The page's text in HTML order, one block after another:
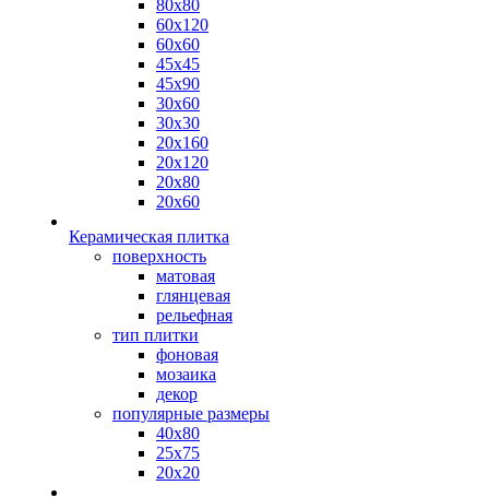
80х80
60х120
60х60
45х45
45х90
30х60
30х30
20х160
20х120
20х80
20х60
Керамическая плитка
поверхность
матовая
глянцевая
рельефная
тип плитки
фоновая
мозаика
декор
популярные размеры
40х80
25х75
20х20